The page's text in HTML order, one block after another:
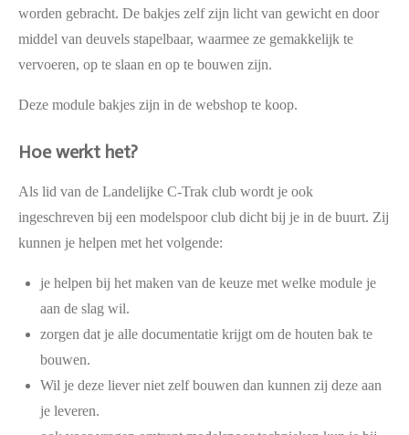
worden gebracht. De bakjes zelf zijn licht van gewicht en door
middel van deuvels stapelbaar, waarmee ze gemakkelijk te
vervoeren, op te slaan en op te bouwen zijn.
Deze module bakjes zijn in de webshop te koop.
Hoe werkt het?
Als lid van de Landelijke C-Trak club wordt je ook
ingeschreven bij een modelspoor club dicht bij je in de buurt. Zij
kunnen je helpen met het volgende:
je helpen bij het maken van de keuze met welke module je
aan de slag wil.
zorgen dat je alle documentatie krijgt om de houten bak te
bouwen.
Wil je deze liever niet zelf bouwen dan kunnen zij deze aan
je leveren.